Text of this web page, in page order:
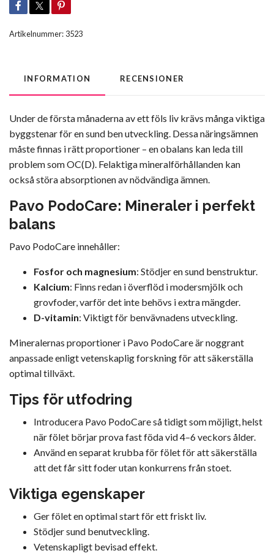
Artikelnummer: 3523
INFORMATION RECENSIONER
Under de första månaderna av ett föls liv krävs många viktiga
byggstenar för en sund ben utveckling. Dessa näringsämnen
måste finnas i rätt proportioner – en obalans kan leda till
problem som OC(D). Felaktiga mineralförhållanden kan
också störa absorptionen av nödvändiga ämnen.
Pavo PodoCare: Mineraler i perfekt
balans
Pavo PodoCare innehåller:
Fosfor och magnesium: Stödjer en sund benstruktur.
Kalcium: Finns redan i överflöd i modersmjölk och
grovfoder, varför det inte behövs i extra mängder.
D-vitamin: Viktigt för benvävnadens utveckling.
Mineralernas proportioner i Pavo PodoCare är noggrant
anpassade enligt vetenskaplig forskning för att säkerställa
optimal tillväxt.
Tips för utfodring
Introducera Pavo PodoCare så tidigt som möjligt, helst
när fölet börjar prova fast föda vid 4–6 veckors ålder.
Använd en separat krubba för fölet för att säkerställa
att det får sitt foder utan konkurrens från stoet.
Viktiga egenskaper
Ger fölet en optimal start för ett friskt liv.
Stödjer sund benutveckling.
Vetenskapligt bevisad effekt.